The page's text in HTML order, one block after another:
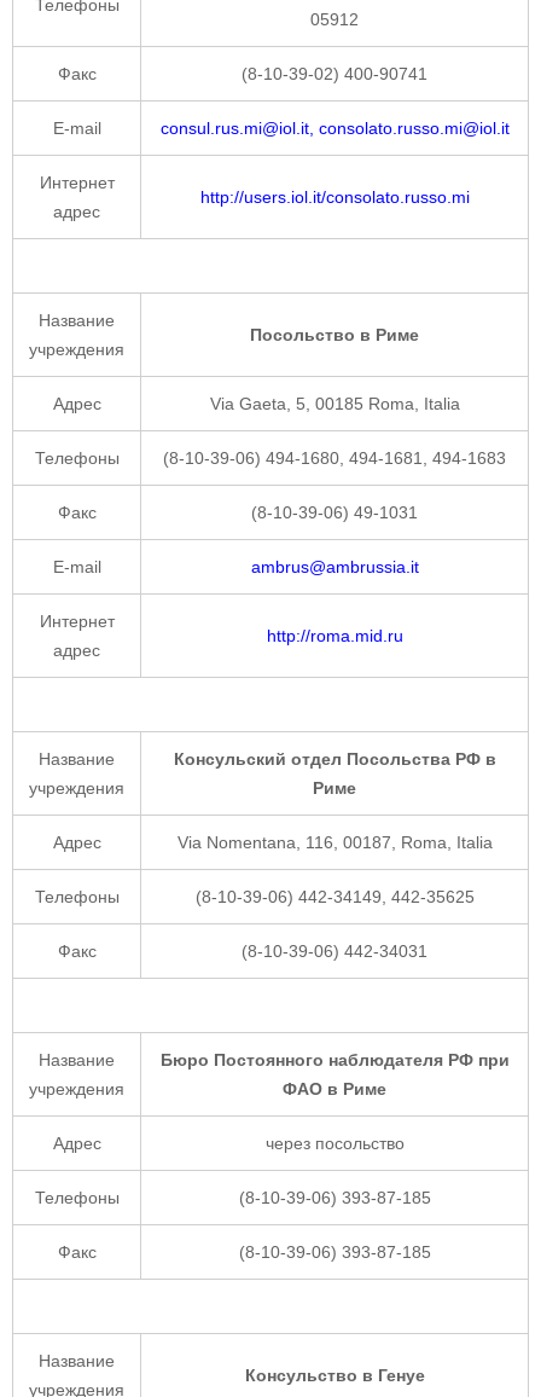
Телефоны
05912
Факс (8-10-39-02) 400-90741
E-mail consul.rus.mi@iol.it, consolato.russo.mi@iol.it
Интернет
адрес
http://users.iol.it/consolato.russo.mi
Название
учреждения
Посольство в Риме
Адрес Via Gaeta, 5, 00185 Roma, Italia
Телефоны (8-10-39-06) 494-1680, 494-1681, 494-1683
Факс (8-10-39-06) 49-1031
E-mail ambrus@ambrussia.it
Интернет
адрес
http://roma.mid.ru
Название
учреждения
Консульский отдел Посольства РФ в
Риме
Адрес Via Nomentana, 116, 00187, Roma, Italia
Телефоны (8-10-39-06) 442-34149, 442-35625
Факс (8-10-39-06) 442-34031
Название
учреждения
Бюро Постоянного наблюдателя РФ при
ФАО в Риме
Адрес через посольство
Телефоны (8-10-39-06) 393-87-185
Факс (8-10-39-06) 393-87-185
Название
учреждения
Консульство в Генуе